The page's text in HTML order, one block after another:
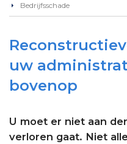
Bedrijfsschade
uw
bovenop
U moet er niet aan
verloren gaat. Niet